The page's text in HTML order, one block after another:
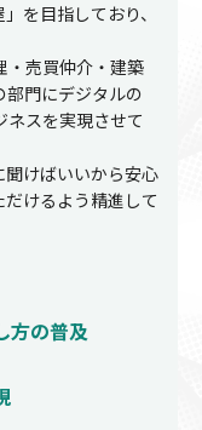
を目指しており、
・売買仲介・建築
門にデジタルの
ネスを実現させて
聞けばいいから安心
けるよう精進して
方の普及